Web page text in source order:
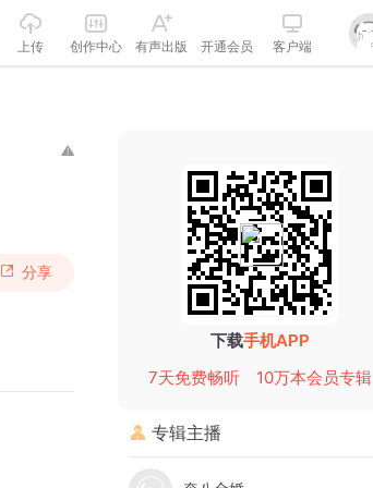
上传 创作中心 有声出版 开通会员 客户端
分享
下载手机APP
7天免费畅听
10万本会员专辑
专辑主播